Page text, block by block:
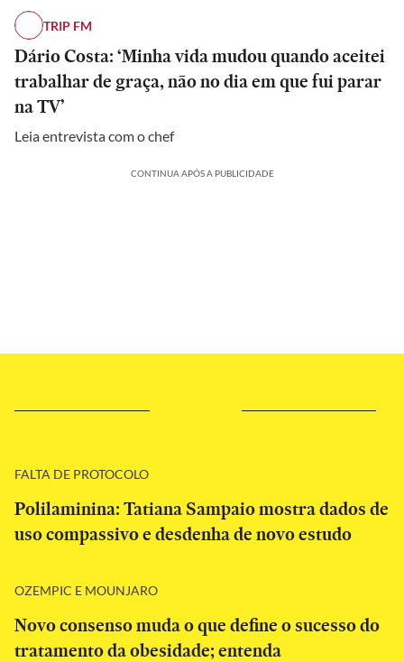
TRIP FM
Dário Costa: ‘Minha vida mudou quando aceitei
trabalhar de graça, não no dia em que fui parar
na TV’
Leia entrevista com o chef
CONTINUA APÓS A PUBLICIDADE
FALTA DE PROTOCOLO
Polilaminina: Tatiana Sampaio mostra dados de
uso compassivo e desdenha de novo estudo
OZEMPIC E MOUNJARO
Novo consenso muda o que define o sucesso do
tratamento da obesidade; entenda